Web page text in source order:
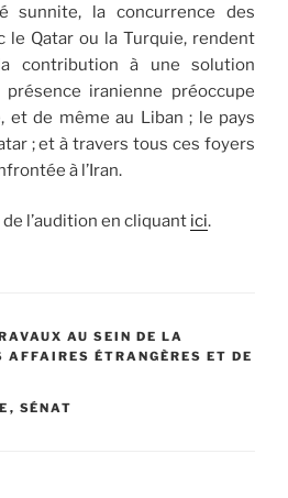
sunnite, la concurrence des
le Qatar ou la Turquie, rendent
contribution à une solution
iranienne préoccupe
et de même au Liban ; le pays
; et à travers tous ces foyers
à l’Iran.
l’audition en cliquant ici.
AU SEIN DE LA
AFFAIRES ÉTRANGÈRES ET DE
, SÉNAT